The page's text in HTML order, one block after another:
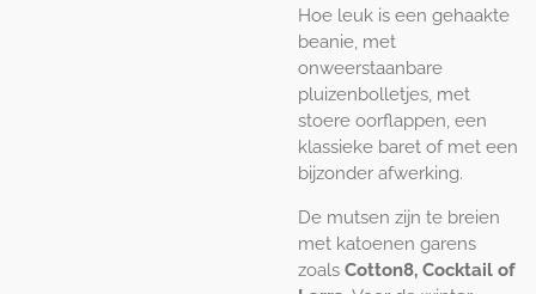
Hoe leuk is een gehaakte
beanie, met
onweerstaanbare
pluizenbolletjes, met
stoere oorflappen, een
klassieke baret of met een
bijzonder afwerking.
De mutsen zijn te breien
met katoenen garens
zoals Cotton8, Cocktail of